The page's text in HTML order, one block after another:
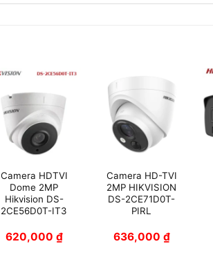
Camera HDTVI
Dome 2MP
Hikvision DS-
2CE56D0T-IT3
620,000 ₫
Camera HD-TVI
2MP HIKVISION
DS-2CE71D0T-
PIRL
636,000 ₫